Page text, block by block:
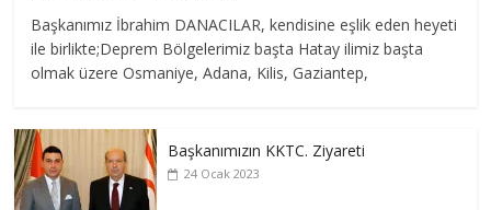
Başkanımız İbrahim DANACILAR, kendisine eşlik eden heyeti
ile birlikte;Deprem Bölgelerimiz başta Hatay ilimiz başta
olmak üzere Osmaniye, Adana, Kilis, Gaziantep,
Başkanımızın KKTC. Ziyareti
24 Ocak 2023